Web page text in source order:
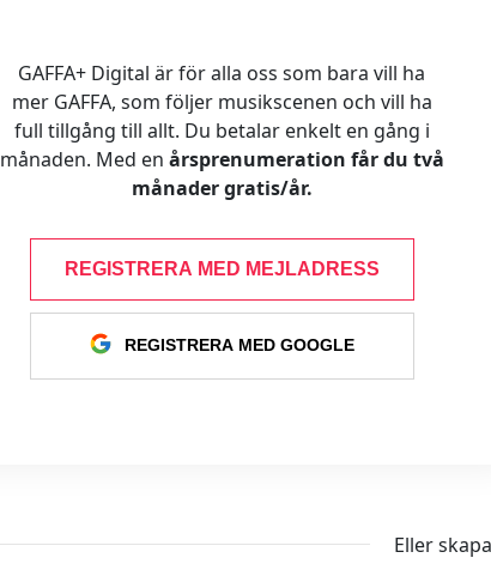
GAFFA+ Digital är för alla oss som bara vill ha
mer GAFFA, som följer musikscenen och vill ha
full tillgång till allt. Du betalar enkelt en gång i
månaden. Med en årsprenumeration får du två
månader gratis/år.
REGISTRERA MED MEJLADRESS
REGISTRERA MED GOOGLE
Eller